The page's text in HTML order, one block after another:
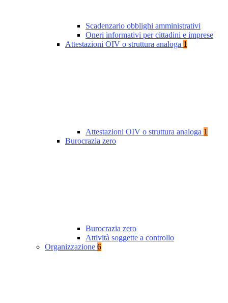
Scadenzario obblighi amministrativi
Oneri informativi per cittadini e imprese
Attestazioni OIV o struttura analoga 1
Attestazioni OIV o struttura analoga 1
Burocrazia zero
Burocrazia zero
Attività soggette a controllo
Organizzazione 6